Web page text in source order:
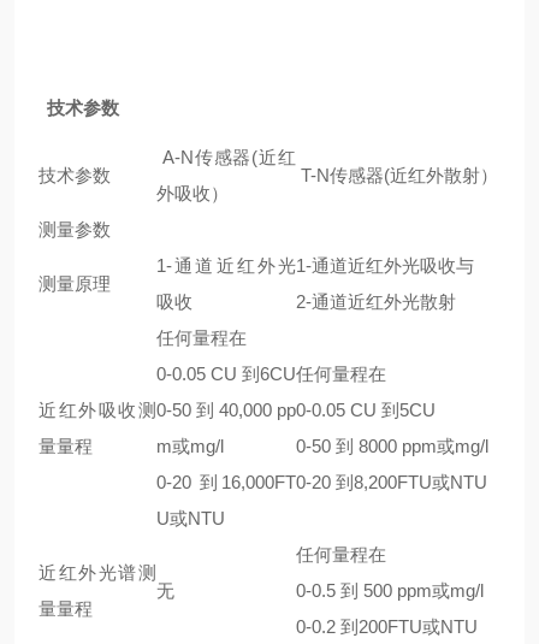
技术参数
技术参数
A-N传感器(近红
外吸收）
T-N传感器(近红外散射）
测量参数
测量原理
1-通道近红外光
吸收
1-通道近红外光吸收与
2-通道近红外光散射
近红外吸收测
量量程
任何量程在
0-0.05 CU 到6CU
0-50 到 40,000 pp
m或mg/l
0-20 到16,000FT
U或NTU
任何量程在
0-0.05 CU 到5CU
0-50 到 8000 ppm或mg/l
0-20 到8,200FTU或NTU
近红外光谱测
量量程
无
任何量程在
0-0.5 到 500 ppm或mg/l
0-0.2 到200FTU或NTU